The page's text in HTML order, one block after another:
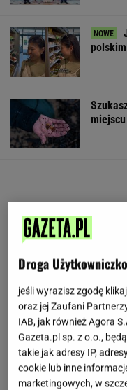
Droga
jeśli wyrazisz zgodę
oraz jej Zaufani
IAB, jak również Agora
Gazeta.pl sp. z o.o.,
takie jak adresy IP,
cookie lub inne
marketingowych, w